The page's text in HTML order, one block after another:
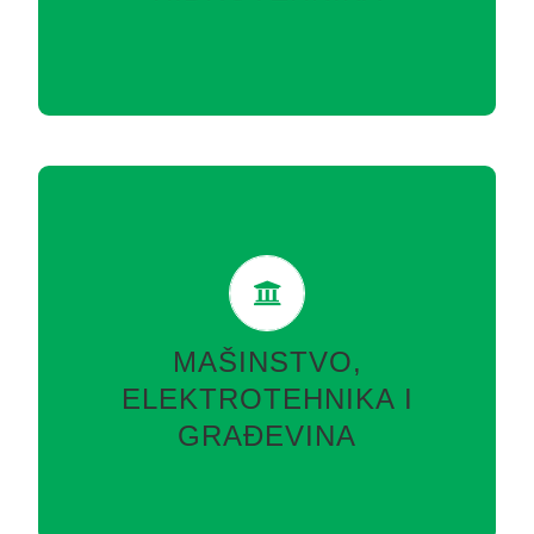
MAŠINSTVO,
ELEKTROTEHNIKA I
GRAĐEVINA
Rudarski institut je dizajnirao objekte za rudnike u
Bosni i Hercegovini a zatim i različite druge
industrijske pogone. U građevinarstvu Rudarski
institut se specijalizovao za dizajn…